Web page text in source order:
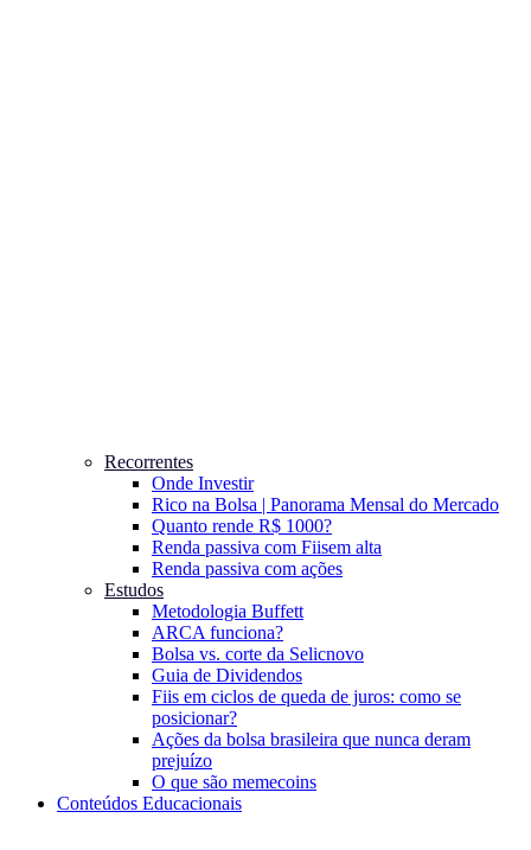
Recorrentes
Onde Investir
Rico na Bolsa | Panorama Mensal do Mercado
Quanto rende R$ 1000?
Renda passiva com Fiisem alta
Renda passiva com ações
Estudos
Metodologia Buffett
ARCA funciona?
Bolsa vs. corte da Selicnovo
Guia de Dividendos
Fiis em ciclos de queda de juros: como se
posicionar?
Ações da bolsa brasileira que nunca deram
prejuízo
O que são memecoins
Conteúdos Educacionais